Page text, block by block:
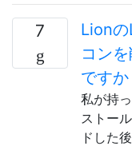
7
Lion
コン
ですか
私が持
ストー
ドした